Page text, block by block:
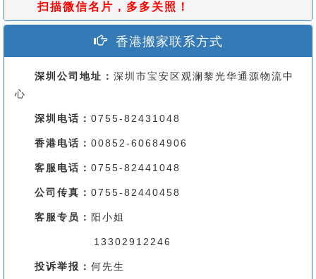
扫描微信名片，多多关照！
香港搬家联系方式
深圳公司地址： 深圳市宝安区观澜黎光华通源物流中
心
深圳电话： 0755-82431048
香港电话： 00852-60684906
客服电话： 0755-82441048
公司传真： 0755-82440458
客服专员： 阳小姐
13302912246
投诉举报： 何先生